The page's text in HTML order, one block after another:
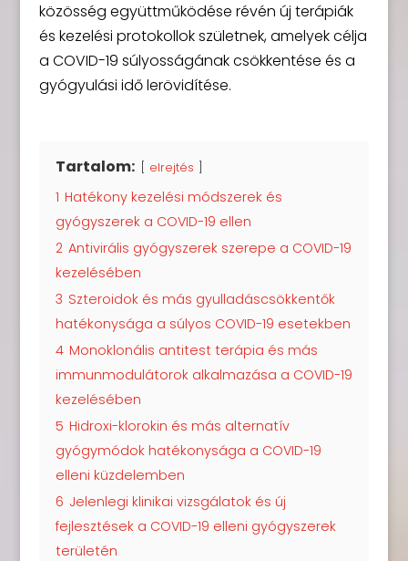
közösség együttműködése révén új terápiák
és kezelési protokollok születnek, amelyek célja
a COVID-19 súlyosságának csökkentése és a
gyógyulási idő lerövidítése.
Tartalom: elrejtés
1 Hatékony kezelési módszerek és
gyógyszerek a COVID-19 ellen
2 Antivirális gyógyszerek szerepe a COVID-19
kezelésében
3 Szteroidok és más gyulladáscsökkentők
hatékonysága a súlyos COVID-19 esetekben
4 Monoklonális antitest terápia és más
immunmodulátorok alkalmazása a COVID-19
kezelésében
5 Hidroxi-klorokin és más alternatív
gyógymódok hatékonysága a COVID-19
elleni küzdelemben
6 Jelenlegi klinikai vizsgálatok és új
fejlesztések a COVID-19 elleni gyógyszerek
területén